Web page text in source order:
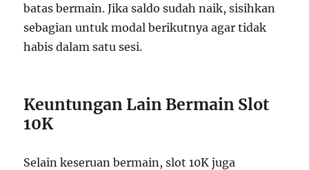
batas bermain. Jika saldo sudah naik, sisihkan
sebagian untuk modal berikutnya agar tidak
habis dalam satu sesi.
Keuntungan Lain Bermain Slot
10K
Selain keseruan bermain, slot 10K juga